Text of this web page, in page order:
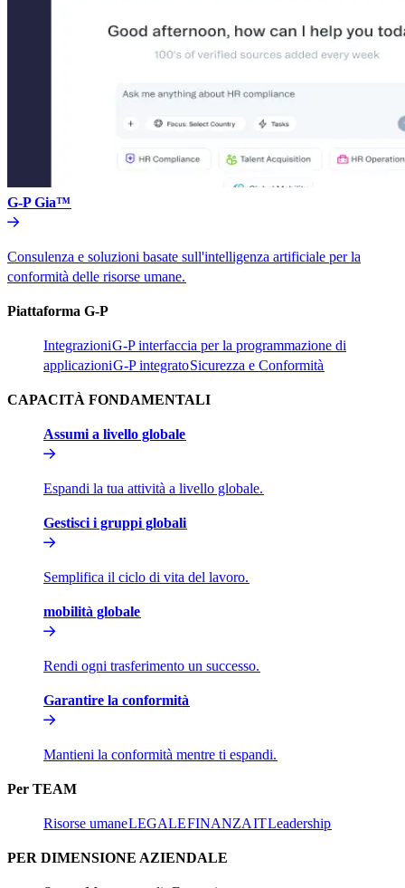
G-P Gia™​​
Consulenza e soluzioni basate sull'intelligenza artificiale per la
conformità delle risorse umane.​​
Piattaforma G-P​​
Integrazioni​​G-P interfaccia per la programmazione di
applicazioni​​G-P integrato​​Sicurezza e Conformità​​
CAPACITÀ FONDAMENTALI​​
Assumi a livello globale​​
Espandi la tua attività a livello globale.​​
Gestisci i gruppi globali​​
Semplifica il ciclo di vita del lavoro.​​
mobilità globale​​
Rendi ogni trasferimento un successo.​​
Garantire la conformità​​
Mantieni la conformità mentre ti espandi.​​
Per TEAM​​
Risorse umane​​LEGALE​​FINANZA​​IT​​Leadership​​
PER DIMENSIONE AZIENDALE​​